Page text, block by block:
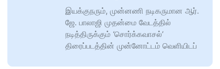
இயக்குநரும், முன்னணி நடிகருமான ஆர்.
ஜே. பாலாஜி முதன்மை வேடத்தில்
நடித்திருக்கும் ‘சொர்க்கவாசல்’
திரைப்படத்தின் முன்னோட்டம் வெளியிடப்